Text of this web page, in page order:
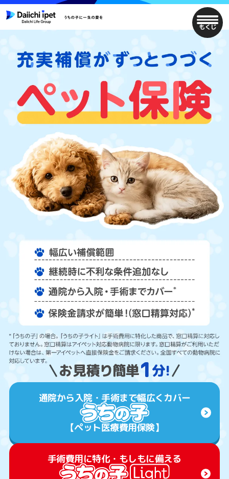
お見積り簡単1分!
通院から入院・手術まで幅広くカバー
【ペット医療費用保険】
手術費用に特化・もしもに備える